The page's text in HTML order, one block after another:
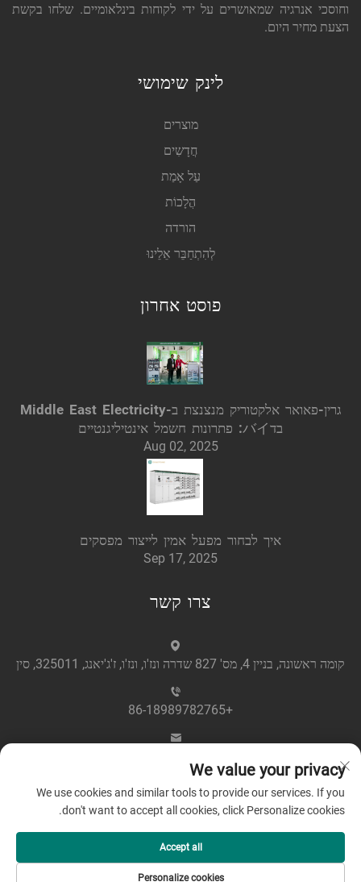
וחוסכי אנרגיה שמאושרים על ידי לקוחות בינלאומיים. שלחו בקשת
הצעת מחיר היום.
לינק שימושי
מוצרים
חֲדָשִים
עַל אָמַת
הֲלָכוֹת
הורדה
לְהִתְחַבֵּר אֵלֵינוּ
פוסט אחרון
גרין-פאואר אלקטוריק מנצנצת ב-Middle East Electricity
בדバイ: פתרונות חשמל אינטיליגנטיים
Aug 02, 2025
איך לבחור מפעל אמין לייצור מפסקים
Sep 17, 2025
צרו קשר
קומה ראשונה, בניין 4, מס' 827 שדרה ונז'ו, ונז'ו, ז'ג'יאנג, 325011, סין
+86-18989782765
כל הזכויות שמורות © 2025 על ידי Zhejiang Greenpower Electric
We value your privacy
We use cookies and similar tools to provide our services. If you
don't want to accept all cookies, click Personalize cookies.
Personalize cookies
Accept all